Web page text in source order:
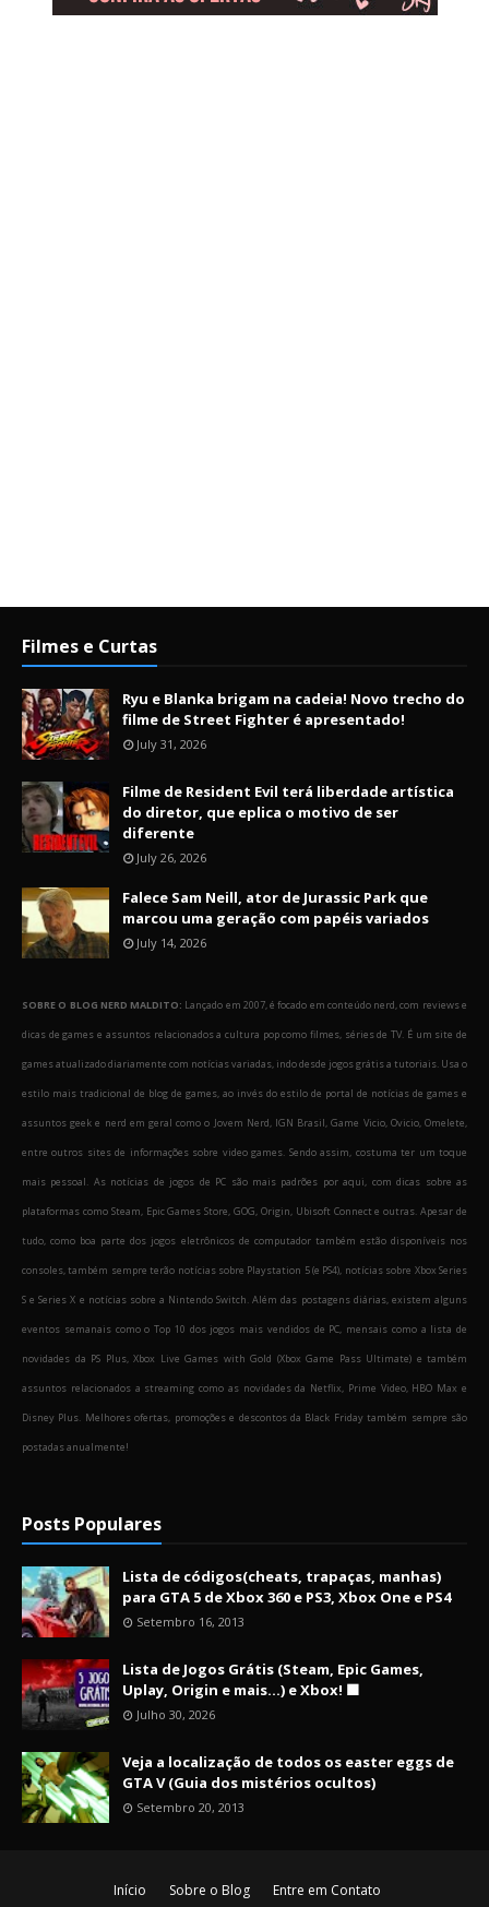
Filmes e Curtas
Ryu e Blanka brigam na cadeia! Novo trecho do
filme de Street Fighter é apresentado!
July 31, 2026
Filme de Resident Evil terá liberdade artística
do diretor, que eplica o motivo de ser
diferente
July 26, 2026
Falece Sam Neill, ator de Jurassic Park que
marcou uma geração com papéis variados
July 14, 2026
SOBRE O BLOG NERD MALDITO: Lançado em 2007, é focado em conteúdo nerd, com reviews e
dicas de games e assuntos relacionados a cultura pop como filmes, séries de TV. É um site de
games atualizado diariamente com notícias variadas, indo desde jogos grátis a tutoriais. Usa o
estilo mais tradicional de blog de games, ao invés do estilo de portal de notícias de games e
assuntos geek e nerd em geral como o Jovem Nerd, IGN Brasil, Game Vicio, Ovicio, Omelete,
entre outros sites de informações sobre video games. Sendo assim, costuma ter um toque
mais pessoal. As notícias de jogos de PC são mais padrões por aqui, com dicas sobre as
plataformas como Steam, Epic Games Store, GOG, Origin, Ubisoft Connect e outras. Apesar de
tudo, como boa parte dos jogos eletrônicos de computador também estão disponíveis nos
consoles, também sempre terão notícias sobre Playstation 5 (e PS4), notícias sobre Xbox Series
S e Series X e notícias sobre a Nintendo Switch. Além das postagens diárias, existem alguns
eventos semanais como o Top 10 dos jogos mais vendidos de PC, mensais como a lista de
novidades da PS Plus, Xbox Live Games with Gold (Xbox Game Pass Ultimate) e também
assuntos relacionados a streaming como as novidades da Netflix, Prime Video, HBO Max e
Disney Plus. Melhores ofertas, promoções e descontos da Black Friday também sempre são
postadas anualmente!
Posts Populares
Lista de códigos(cheats, trapaças, manhas)
para GTA 5 de Xbox 360 e PS3, Xbox One e PS4
Setembro 16, 2013
Lista de Jogos Grátis (Steam, Epic Games,
Uplay, Origin e mais...) e Xbox! 🟩
Julho 30, 2026
Veja a localização de todos os easter eggs de
GTA V (Guia dos mistérios ocultos)
Setembro 20, 2013
Início Sobre o Blog Entre em Contato